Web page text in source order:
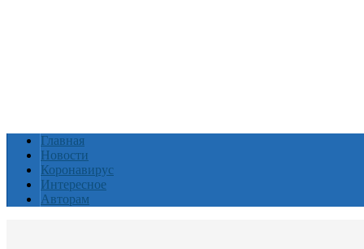
Главная
Новости
Коронавирус
Интересное
Авторам